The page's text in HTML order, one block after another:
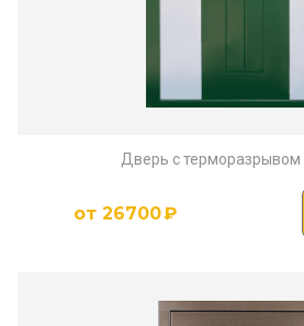
Дверь с терморазрывом
от 26700₽